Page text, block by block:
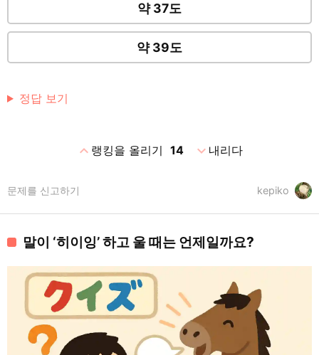
약 37도
약 39도
정답 보기
expand_less랭킹을 올리기 14 expand_more내리다
kepiko
문제를 신고하기
말이 ‘히이잉’ 하고 울 때는 언제일까요?